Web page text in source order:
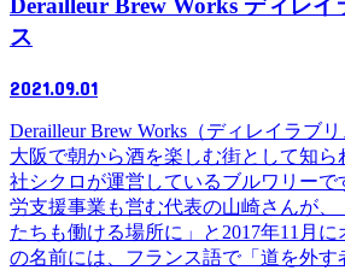
Derailleur Brew Works ディレイ
ス
2021.09.01
Derailleur Brew Works（ディレイラブ
大阪で朝から酒を楽しむ街として知
社シクロが運営しているブルワリー
労支援事業も営む代表の山崎さんが
たちも働ける場所に」と2017年11月
の名前には、フランス語で「道を外す